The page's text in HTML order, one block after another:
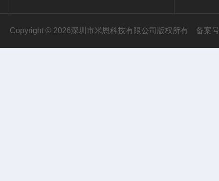
Copyright © 2026深圳市米恩科技有限公司版权所有 备案